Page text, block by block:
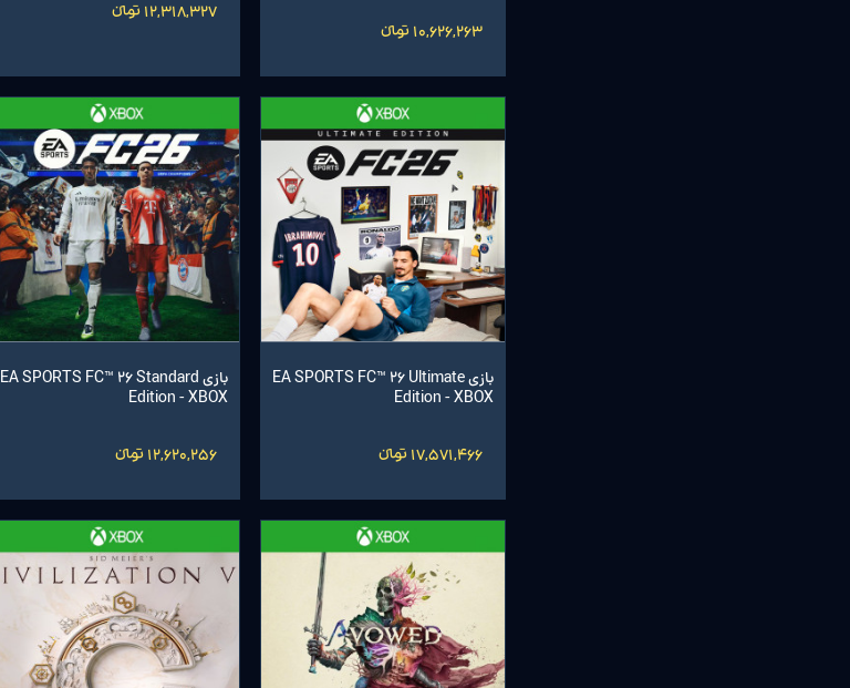
10,626,263 تومانءءء
12,318,327 تومانءءء
بازی EA SPORTS FC™ 26 Ultimate
Edition - XBOX
17,571,466 تومانءءء
بازی EA SPORTS FC™ 26 Standard
Edition - XBOX
12,620,256 تومانءءء